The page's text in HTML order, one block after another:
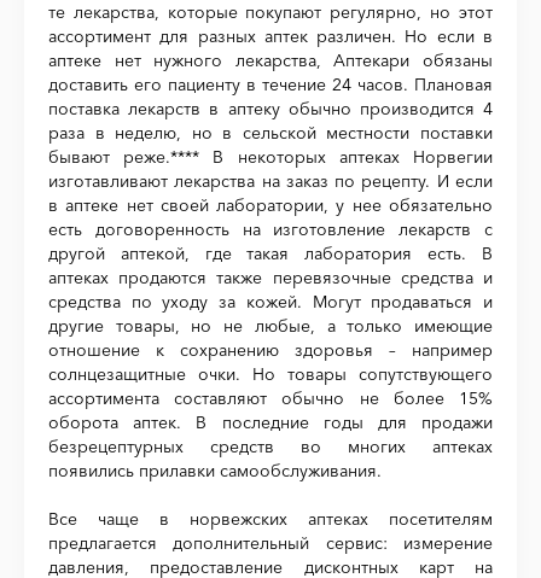
те лекарства, которые покупают регулярно, но этот
ассортимент для разных аптек различен. Но если в
аптеке нет нужного лекарства, Аптекари обязаны
доставить его пациенту в течение 24 часов. Плановая
поставка лекарств в аптеку обычно производится 4
раза в неделю, но в сельской местности поставки
бывают реже.**** В некоторых аптеках Норвегии
изготавливают лекарства на заказ по рецепту. И если
в аптеке нет своей лаборатории, у нее обязательно
есть договоренность на изготовление лекарств с
другой аптекой, где такая лаборатория есть. В
аптеках продаются также перевязочные средства и
средства по уходу за кожей. Могут продаваться и
другие товары, но не любые, а только имеющие
отношение к сохранению здоровья – например
солнцезащитные очки. Но товары сопутствующего
ассортимента составляют обычно не более 15%
оборота аптек. В последние годы для продажи
безрецептурных средств во многих аптеках
появились прилавки самообслуживания.
Все чаще в норвежских аптеках посетителям
предлагается дополнительный сервис: измерение
давления, предоставление дисконтных карт на